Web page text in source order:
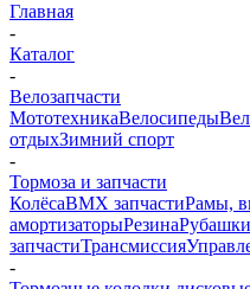
Главная
-
Каталог
-
Велозапчасти
МототехникаВелосипеды
отдыхЗимний спорт
-
Тормоза и запчасти
КолёсаBMX запчастиРамы,
амортизаторыРезина
запчастиТрансмиссия
-